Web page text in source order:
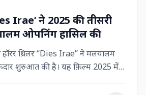
Irae’ ने 2025 की तीसरी
ओपनिंग हासिल की
हॉरर थ्रिलर “Dies Irae” ने मलयालम
शुरुआत की है। यह फ़िल्म 2025 में